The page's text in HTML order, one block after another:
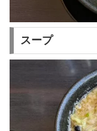
スープ